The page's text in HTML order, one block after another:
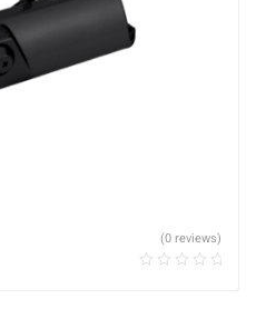
(0 reviews)